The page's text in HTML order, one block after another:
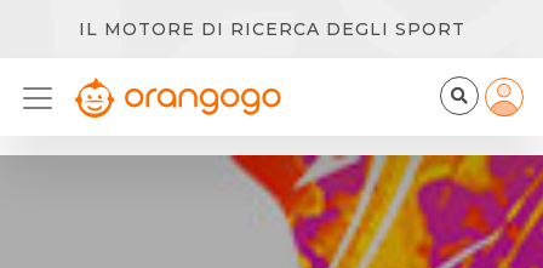
IL MOTORE DI RICERCA DEGLI SPORT